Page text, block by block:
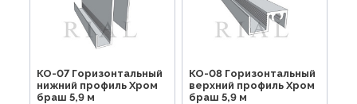
КО-07 Горизонтальный
нижний профиль Хром
браш 5,9 м
КО-08 Горизонтальный
верхний профиль Хром
браш 5,9 м